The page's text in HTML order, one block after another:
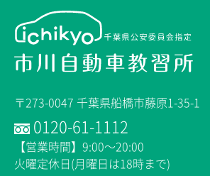
〒273-0047 千葉県船橋市藤原1-35-1
0120-61-1112
【営業時間】9:00～20:00
火曜定休日(月曜日は18時まで)